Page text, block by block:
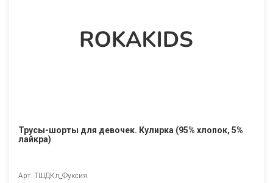
Трусы-шорты для девочек. Кулирка (95% хлопок, 5%
лайкра)
Арт. ТШДКл_Фуксия